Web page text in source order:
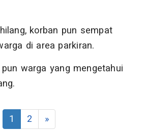
korban pun sempat
di area parkiran.
warga yang mengetahui
1 2 »